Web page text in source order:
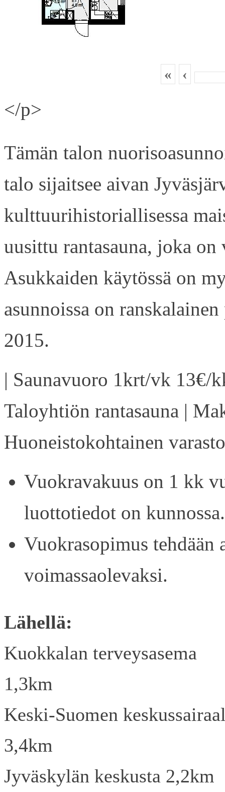
« ‹
</p>
Tämän talon
talo sijaitsee aivan
kulttuurihistoriallisessa
uusittu rantasauna, joka
Asukkaiden käytössä on
asunnoissa on
2015.
| Saunavuoro 1krt/vk 13€/
Taloyhtiön rantasauna |
Huoneistokohtainen
Vuokravakuus on 1 kk
luottotiedot on kunnossa.
Vuokrasopimus tehdään
voimassaolevaksi.
Lähellä:
Kuokkalan terveysasema
1,3km
Keski-Suomen
3,4km
Jyväskylän keskusta 2,2km